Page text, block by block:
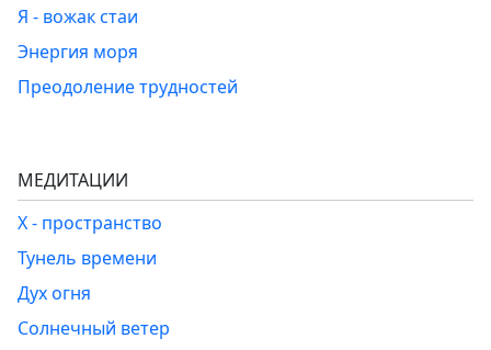
Я - вожак стаи
Энергия моря
Преодоление трудностей
МЕДИТАЦИИ
Х - пространство
Тунель времени
Дух огня
Солнечный ветер